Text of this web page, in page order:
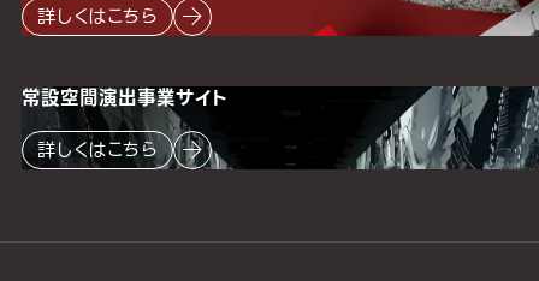
詳しくはこちら
常設空間演出事業サイト
詳しくはこちら